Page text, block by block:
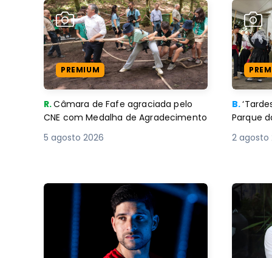
PREMIUM
R.Câmara de Fafe agraciada pelo
CNE com Medalha de Agradecimento
5 agosto 2026
B.
Parque
2 agosto